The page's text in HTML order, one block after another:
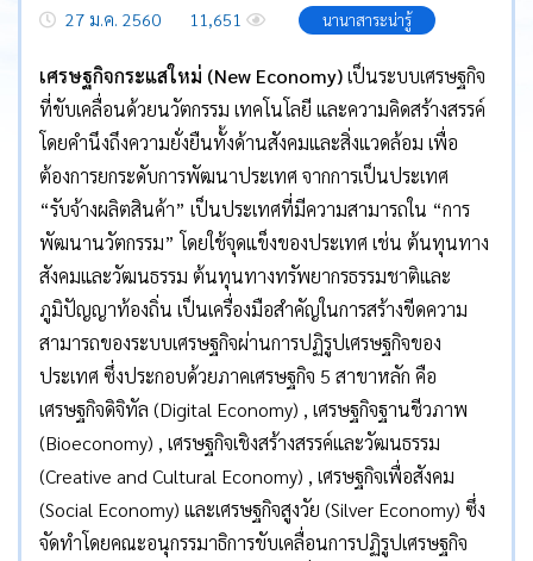
27 ม.ค. 2560 11,651 นานาสาระน่ารู้
เศรษฐกิจกระแสใหม่ (New Economy)เป็นระบบเศรษฐกิจ
ที่ขับเคลื่อนด้วยนวัตกรรม เทคโนโลยี และความคิดสร้างสรรค์
โดยคำนึงถึงความยั่งยืนทั้งด้านสังคมและสิ่งแวดล้อม เพื่อ
ต้องการยกระดับการพัฒนาประเทศ จากการเป็นประเทศ
“รับจ้างผลิตสินค้า” เป็นประเทศที่มีความสามารถใน “การ
พัฒนานวัตกรรม” โดยใช้จุดแข็งของประเทศ เช่น ต้นทุนทาง
สังคมและวัฒนธรรม ต้นทุนทางทรัพยากรธรรมชาติและ
ภูมิปัญญาท้องถิ่น เป็นเครื่องมือสำคัญในการสร้างขีดความ
สามารถของระบบเศรษฐกิจผ่านการปฏิรูปเศรษฐกิจของ
ประเทศ ซึ่งประกอบด้วยภาคเศรษฐกิจ 5 สาขาหลัก คือ
เศรษฐกิจดิจิทัล (Digital Economy) , เศรษฐกิจฐานชีวภาพ
(Bioeconomy) , เศรษฐกิจเชิงสร้างสรรค์และวัฒนธรรม
(Creative and Cultural Economy) , เศรษฐกิจเพื่อสังคม
(Social Economy) และเศรษฐกิจสูงวัย (Silver Economy) ซึ่ง
จัดทำโดยคณะอนุกรรมาธิการขับเคลื่อนการปฏิรูปเศรษฐกิจ